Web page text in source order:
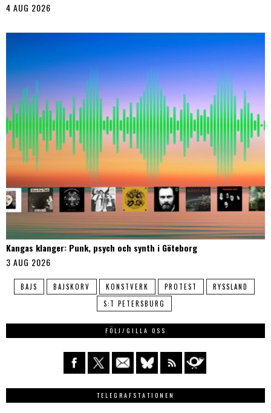
4 AUG 2026
Kangas klanger: Punk, psych och synth i Göteborg
3 AUG 2026
BAJS BAJSKORV KONSTVERK PROTEST
RYSSLAND
S:T PETERSBURG
FÖLJ/GILLA OSS
TELEGRAFSTATIONEN